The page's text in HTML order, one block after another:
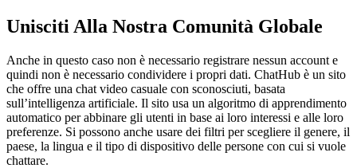
Unisciti Alla Nostra Comunità Globale
Anche in questo caso non è necessario registrare nessun account e
quindi non è necessario condividere i propri dati. ChatHub è un sito
che offre una chat video casuale con sconosciuti, basata
sull’intelligenza artificiale. Il sito usa un algoritmo di apprendimento
automatico per abbinare gli utenti in base ai loro interessi e alle loro
preferenze. Si possono anche usare dei filtri per scegliere il genere, il
paese, la lingua e il tipo di dispositivo delle persone con cui si vuole
chattare.